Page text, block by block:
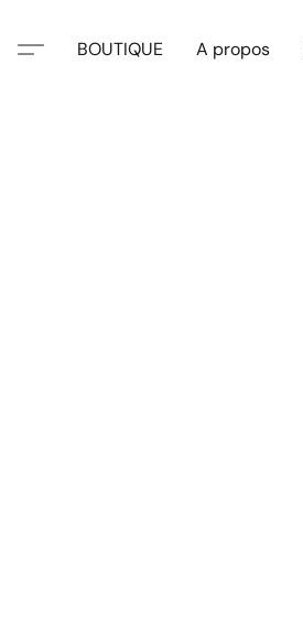
BOUTIQUE A propos